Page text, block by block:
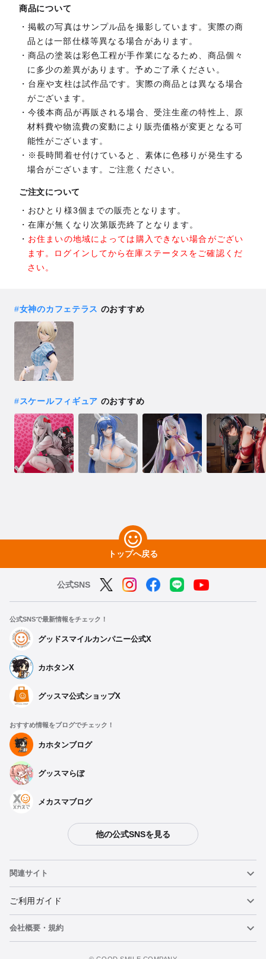
商品について
掲載の写真はサンプル品を撮影しています。実際の商
品とは一部仕様等異なる場合があります。
商品の塗装は彩色工程が手作業になるため、商品個々
に多少の差異があります。予めご了承ください。
台座や支柱は試作品です。実際の商品とは異なる場合
がございます。
今後本商品が再販される場合、受注生産の特性上、原
材料費や物流費の変動により販売価格が変更となる可
能性がございます。
※長時間着せ付けていると、素体に色移りが発生する
場合がございます。ご注意ください。
ご注文について
おひとり様3個までの販売となります。
在庫が無くなり次第販売終了となります。
お住まいの地域によっては購入できない場合がござい
ます。ログインしてから在庫ステータスをご確認くだ
さい。
#女神のカフェテラス のおすすめ
#スケールフィギュア のおすすめ
トップへ戻る
公式SNS
公式SNSで最新情報をチェック！
グッドスマイルカンパニー公式X
カホタンX
グッスマ公式ショップX
おすすめ情報をブログでチェック！
カホタンブログ
グッスマらぼ
メカスマブログ
他の公式SNSを見る
関連サイト
ねんどろいど
ねんどろいどフェイスメーカー
ご利用ガイド
重要なお知らせ
会社概要・規約